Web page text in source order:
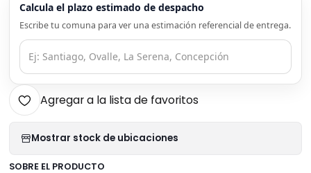
Calcula el plazo estimado de despacho
Escribe tu comuna para ver una estimación referencial de entrega.
Agregar a la lista de favoritos
Mostrar stock de ubicaciones
SOBRE EL PRODUCTO